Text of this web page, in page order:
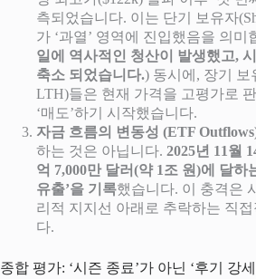
측되었습니다. 이는 단기 보유자
가 ‘과열’ 영역에 진입했음을 의미
일에 역사적인 청산이 발생했고,
축소 되었습니다.) 동시에, 장기 보
LTH)들은 현재 가격을 고평가로
‘매도’하기 시작했습니다.
자금 흐름의 변동성 (ETF
하는 것은 아닙니다. 2025년 11월
억 7,000만 달러(약 1조 원)에 달하
유출’을 기록했습니다. 이 충격은
리적 지지선 아래로 추락하는 직
다.
종합 평가: ‘시즌 종료’가 아닌 ‘후기 강